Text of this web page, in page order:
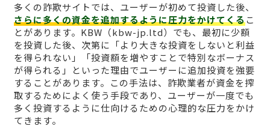
多くの詐欺サイトでは、ユーザーが初めて投資した後、
さらに多くの資金を追加するように圧力をかけてくるこ
とがあります。KBW（kbw-jp.ltd）でも、最初に少額
を投資した後、次第に「より大きな投資をしないと利益
を得られない」「投資額を増やすことで特別なボーナス
が得られる」といった理由でユーザーに追加投資を強要
することがあります。この手法は、詐欺業者が資金を搾
取するためによく使う手段であり、ユーザーが一度でも
多く投資するように仕向けるための心理的な圧力をかけ
てきます。